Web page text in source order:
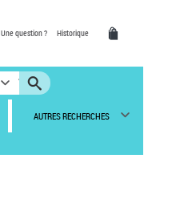
Une question ? Historique
AUTRES RECHERCHES